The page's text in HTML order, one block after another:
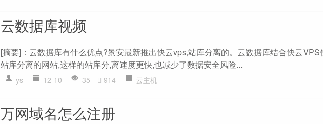
云数据库视频
[摘要]：云数据库有什么优点?景安最新推出快云vps,站库分离的。云数据库结合快云VPS
站库分离的网站,这样的站库分,离速度更快,也减少了数据安全风险...
ys 12-10 35 914 云主机
万网域名怎么注册